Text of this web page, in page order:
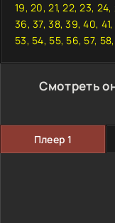
19, 20, 21, 22, 23,
36, 37, 38, 39, 40,
53, 54, 55, 56, 57,
Смотреть
Плеер 1